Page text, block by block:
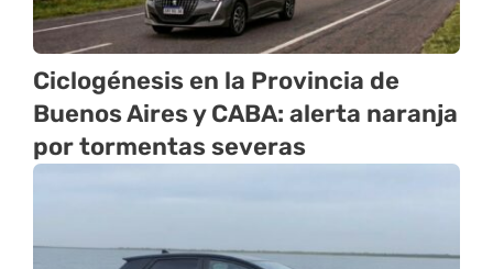
Ciclogénesis en la Provincia de
Buenos Aires y CABA: alerta naranja
por tormentas severas